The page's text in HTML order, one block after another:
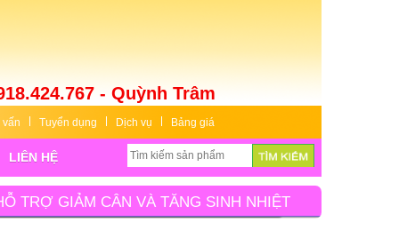
- Quỳnh Trâm
vấn Tuyển dụng Dịch vụ Bảng giá
LIÊN HỆ
TRỢ GIẢM CÂN VÀ TĂNG SINH NHIỆT